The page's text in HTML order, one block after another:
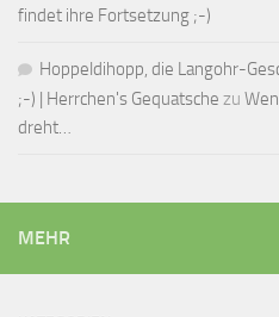
findet ihre Fortsetzung ;-)
Hoppeldihopp, die Langohr-
;-) | Herrchen's Gequatsche zu
dreht…
MEHR